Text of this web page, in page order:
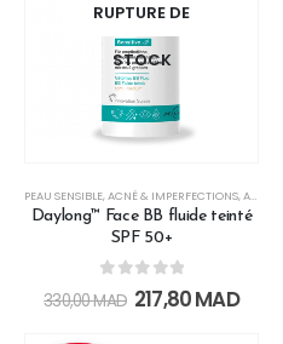
RUPTURE DE
STOCK
PEAU SENSIBLE, ACNÉ & IMPERFECTIONS, ANTI-IMPERFECTIONS
Daylong™ Face BB fluide teinté
SPF 50+
out of 5
330,00MAD 217,80MAD